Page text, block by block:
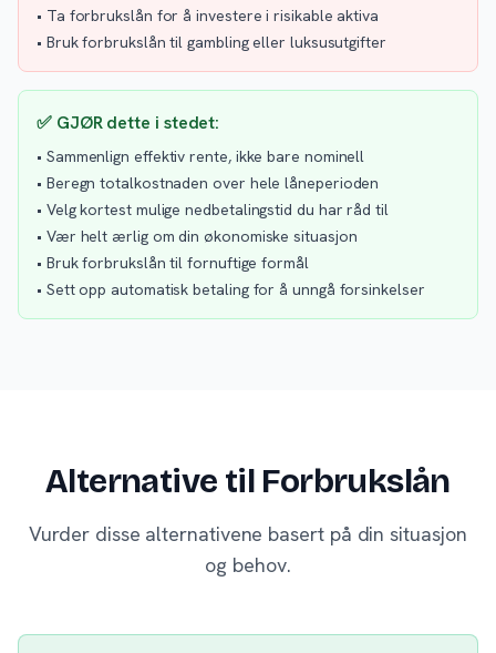
• Ta forbrukslån for å investere i risikable aktiva
• Bruk forbrukslån til gambling eller luksusutgifter
✅ GJØR dette i stedet:
• Sammenlign effektiv rente, ikke bare nominell
• Beregn totalkostnaden over hele låneperioden
• Velg kortest mulige nedbetalingstid du har råd til
• Vær helt ærlig om din økonomiske situasjon
• Bruk forbrukslån til fornuftige formål
• Sett opp automatisk betaling for å unngå forsinkelser
Alternative til Forbrukslån
Vurder disse alternativene basert på din situasjon
og behov.